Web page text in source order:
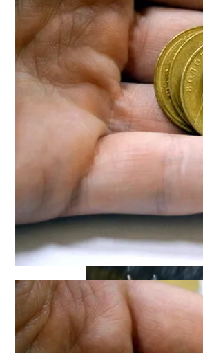
Растущая
Извержение
Стало Известно,